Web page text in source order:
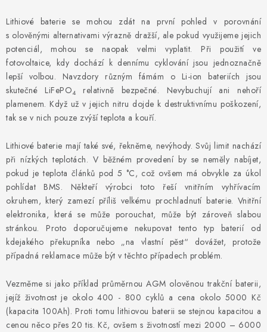
Lithiové baterie se mohou zdát na první pohled v porovnání
s olověnými alternativami výrazně dražší, ale pokud využijeme jejich
potenciál, mohou se naopak velmi vyplatit. Při použití ve
fotovoltaice, kdy dochází k dennímu cyklování jsou jednoznačně
lepší volbou. Navzdory různým fámám o Li-ion bateriích jsou
skutečné LiFePO4 relativně bezpečné. Nevybuchují ani nehoří
plamenem. Když už v jejich nitru dojde k destruktivnímu poškození,
tak se v nich pouze zvýší teplota a kouří.
Lithiové baterie mají také své, řekněme, nevýhody. Svůj limit nachází
při nízkých teplotách. V běžném provedení by se neměly nabíjet,
pokud je teplota článků pod 5 °C, což ovšem má obvykle za úkol
pohlídat BMS. Někteří výrobci toto řeší vnitřním vyhřívacím
okruhem, který zamezí příliš velkému prochladnutí baterie. Vnitřní
elektronika, která se může porouchat, může být zároveň slabou
stránkou. Proto doporučujeme nekupovat tento typ baterií od
kdejakého překupníka nebo „na vlastní pěst“ dovážet, protože
případná reklamace může být v těchto případech problém.
Vezměme si jako příklad průměrnou AGM olověnou trakční baterii,
jejíž životnost je okolo 400 - 800 cyklů a cena okolo 5000 Kč
(kapacita 100Ah). Proti tomu lithiovou baterii se stejnou kapacitou a
cenou něco přes 20 tis. Kč, ovšem s životností mezi 2000 – 6000